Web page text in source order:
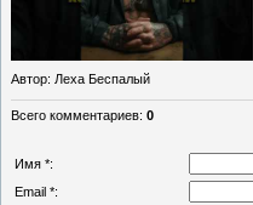
Автор: Леха Беспалый
Всего комментариев: 0
Имя *:
Email *: